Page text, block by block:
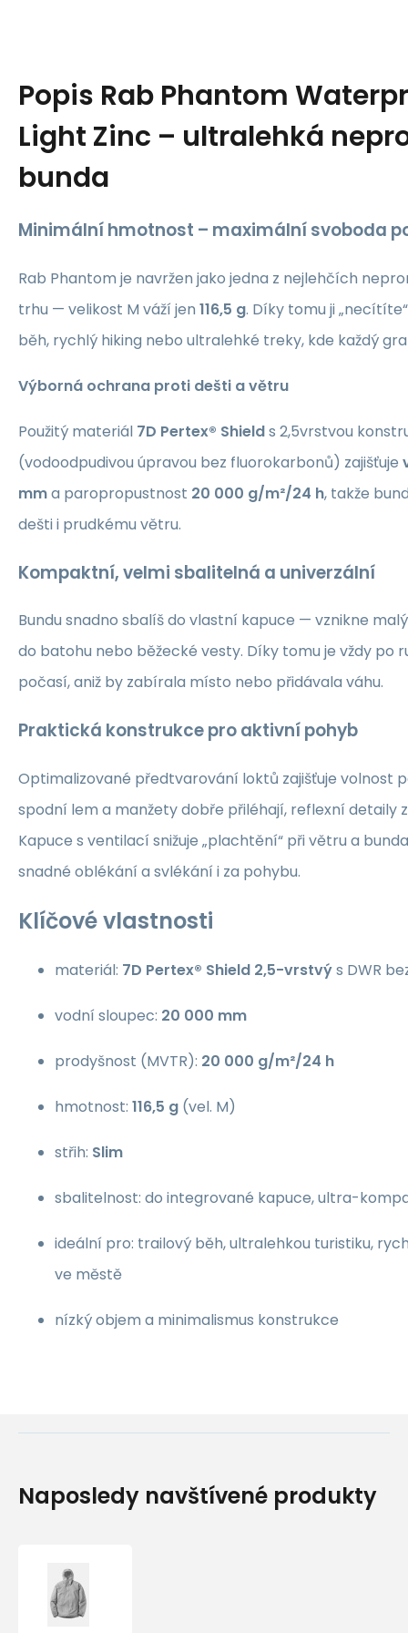
Popis Rab Phantom
Light Zinc – ultralehká
bunda
Minimální hmotnost – maximální svoboda
Rab Phantom je navržen jako jedna z nejlehčích
trhu — velikost M váží jen 116,5 g. Díky tomu ji
běh, rychlý hiking nebo ultralehké treky, kde každý
Výborná ochrana proti dešti a větru
Použitý materiál 7D Pertex® Shields 2,5vrstvou
(vodoodpudivou úpravou bez fluorokarbonů) zajišťuje
mma paropropustnost 20 000 g/m²/24 h, takže
dešti i prudkému větru.
Kompaktní, velmi sbalitelná a univerzální
Bundu snadno sbalíš do vlastní kapuce — vznikne
do batohu nebo běžecké vesty. Díky tomu je vždy po
počasí, aniž by zabírala místo nebo přidávala váhu.
Praktická konstrukce pro aktivní pohyb
Optimalizované předtvarování loktů zajišťuje volnost
spodní lem a manžety dobře přiléhají, reflexní detaily
Kapuce s ventilací snižuje „plachtění“ při větru a
snadné oblékání a svlékání i za pohybu.
Klíčové vlastnosti
materiál: 7D Pertex® Shield 2,5-vrstvýs DWR
vodní sloupec: 20 000 mm
prodyšnost (MVTR): 20 000 g/m²/24 h
hmotnost: 116,5 g (vel. M)
střih: Slim
sbalitelnost: do integrované kapuce, ultra-
ideální pro: trailový běh, ultralehkou turistiku,
ve městě
nízký objem a minimalismus konstrukce
Naposledy navštívené produkty